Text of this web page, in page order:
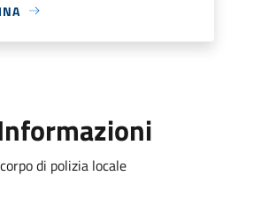
di polizia locale